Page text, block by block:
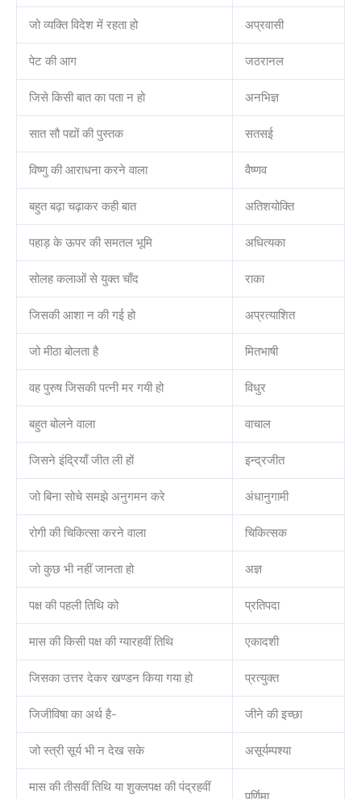
जो व्यक्ति विदेश में रहता हो अप्रवासी
पेट की आग जठरानल
जिसे किसी बात का पता न हो अनभिज्ञ
सात सौ पद्यों की पुस्तक सतसई
विष्णु की आराधना करने वाला वैष्णव
बहुत बढ़ा चढ़ाकर कही बात अतिशयोक्ति
पहाड़ के ऊपर की समतल भूमि अधित्यका
सोलह कलाओं से युक्त चाँद राका
जिसकी आशा न की गई हो अप्रत्याशित
जो मीठा बोलता है मितभाषी
वह पुरुष जिसकी पत्नी मर गयी हो विधुर
बहुत बोलने वाला वाचाल
जिसने इंद्रियाँ जीत ली हों इन्द्रजीत
जो बिना सोचे समझे अनुगमन करे अंधानुगामी
रोगी की चिकित्सा करने वाला चिकित्सक
जो कुछ भी नहीं जानता हो अज्ञ
पक्ष की पहली तिथि को प्रतिपदा
मास की किसी पक्ष की ग्यारहवीं तिथि एकादशी
जिसका उत्तर देकर खण्डन किया गया हो प्रत्युक्त
जिजीविषा का अर्थ है- जीने की इच्छा
जो स्त्री सूर्य भी न देख सके असूर्यम्पश्या
मास की तीसवीं तिथि या शुक्लपक्ष की पंद्रहवीं